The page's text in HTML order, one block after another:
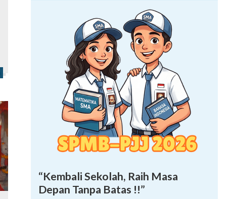
“Kembali Sekolah, Raih Masa
Depan Tanpa Batas !!”